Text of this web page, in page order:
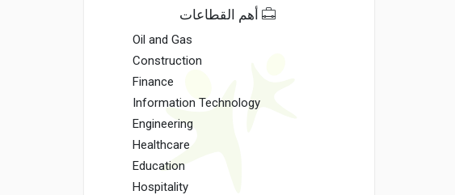
أهم القطاعات
Oil and Gas
Construction
Finance
Information Technology
Engineering
Healthcare
Education
Hospitality